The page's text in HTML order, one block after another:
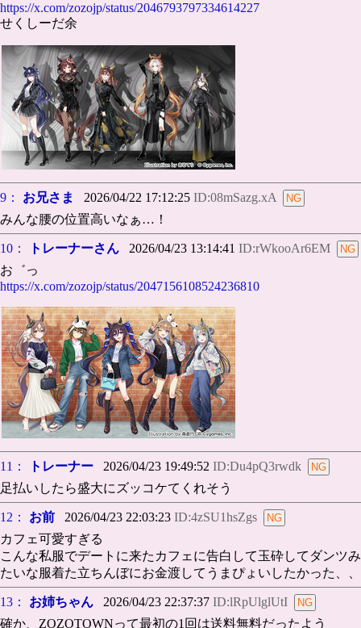
https://x.com/zozojp/status/2046793797334614227
せくしーだ余
9： お兄さま 2026/04/22 17:12:25 ID:08mSazg.xA
みんな腰の位置高いなぁ…！
10： トレーナーさん 2026/04/23 13:14:41 ID:rWkooAr6EM
お゛っ
https://x.com/zozojp/status/2047156108524236810
11： トレーナー 2026/04/23 19:49:52 ID:Du4pQ3rwdk
足払いしたら盛大にズッコケてくれそう
12： お前 2026/04/23 22:03:23 ID:4zSU1hsZgs
カフェ可愛すぎる
こんな私服でデートに来たカフェに告白して玉砕してダンツみ
たいな服着た立ちんぼにお金渡してうまぴょいしたかった、、
13： お姉ちゃん 2026/04/23 22:37:37 ID:lRpUlglUtI
確か、ZOZOTOWNって最初の1回は送料無料だったよう